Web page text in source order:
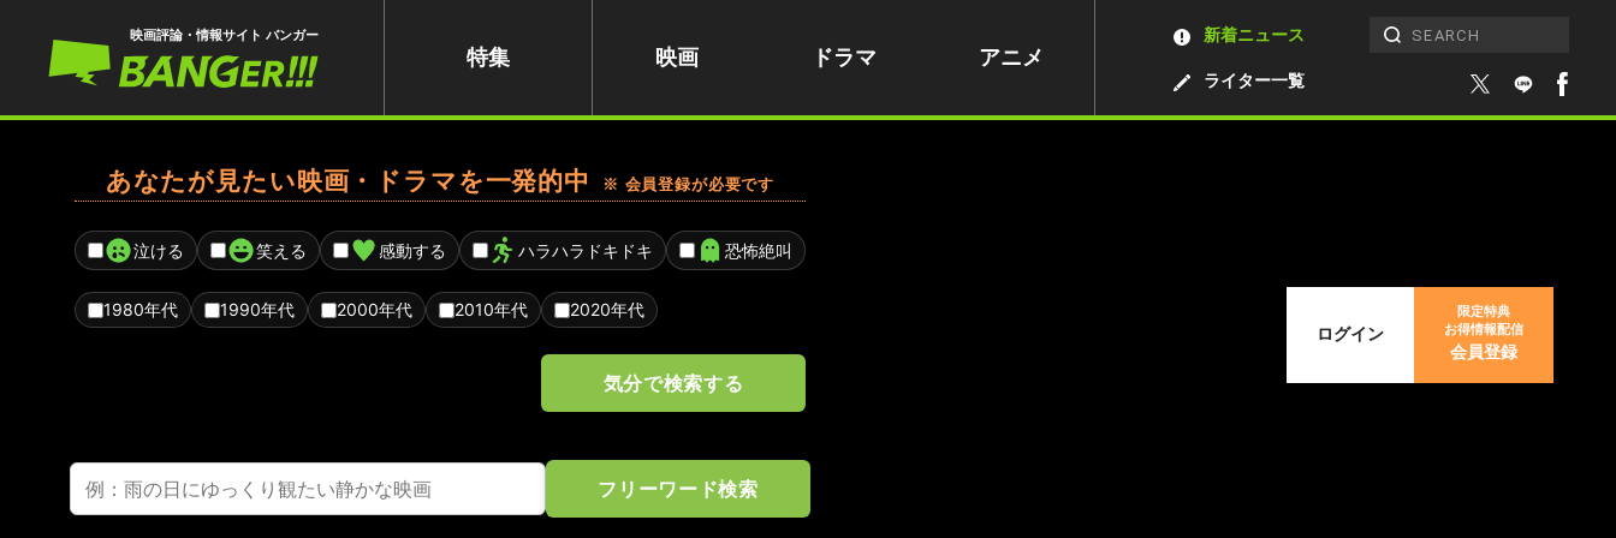
映画評論・情報サイト バンガー
特集 映画 ドラマ アニメ
ライター一覧
新着ニュース
あなたが見たい映画・ドラマを一発的中 ※ 会員登録が必要です
泣ける 笑える 感動する ハラハラドキドキ 恐怖絶叫
1980年代 1990年代 2000年代 2010年代 2020年代
気分で検索する
フリーワード検索
ログイン
限定特典
お得情報配信
会員登録